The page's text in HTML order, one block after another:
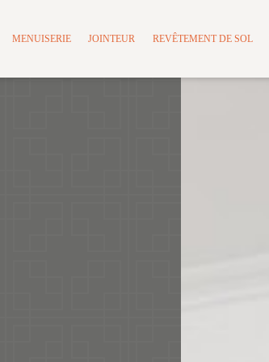
MENUISERIE JOINTEUR REVÊTEMENT DE SOL